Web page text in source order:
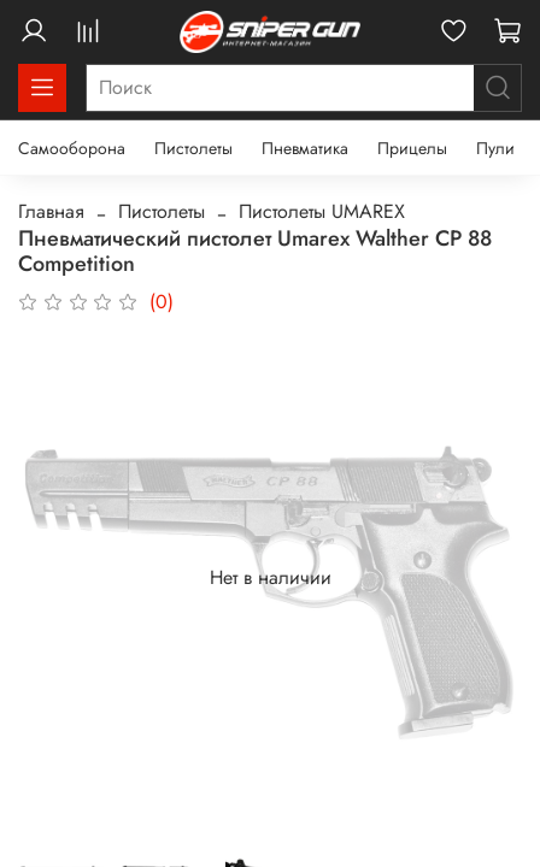
Самооборона Пистолеты Пневматика Прицелы Пули
Главная Пистолеты Пистолеты UMAREX
Пневматический пистолет Umarex Walther СР 88
Competition
(0)
Нет в наличии